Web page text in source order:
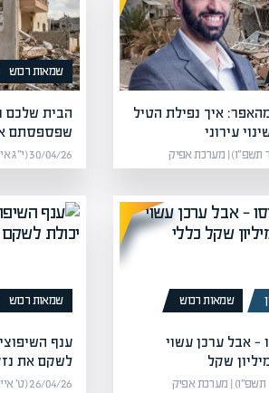
איך נפילת הטיל
עירוני
שמאות רכוש
הבית שלכם
שפספסתם
30/04/26 (י״ג אייר תשפ״ו) | מערכת אפיק
שמאות רכוש
— אבל ערכן עשוי
שקל
שמאות רכוש
ענף
לשקם את
26/04/26 (ט׳ אייר תשפ״ו) | מערכת אפיק